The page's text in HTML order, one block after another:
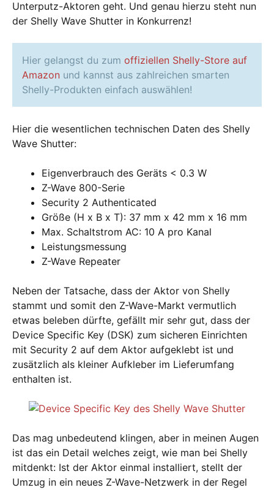
Unterputz-Aktoren geht. Und genau hierzu steht nun
der Shelly Wave Shutter in Konkurrenz!
Hier gelangst du zum offiziellen Shelly-Store auf
Amazon und kannst aus zahlreichen smarten
Shelly-Produkten einfach auswählen!
Hier die wesentlichen technischen Daten des Shelly
Wave Shutter:
Eigenverbrauch des Geräts < 0.3 W
Z-Wave 800-Serie
Security 2 Authenticated
Größe (H x B x T): 37 mm x 42 mm x 16 mm
Max. Schaltstrom AC: 10 A pro Kanal
Leistungsmessung
Z-Wave Repeater
Neben der Tatsache, dass der Aktor von Shelly
stammt und somit den Z-Wave-Markt vermutlich
etwas beleben dürfte, gefällt mir sehr gut, dass der
Device Specific Key (DSK) zum sicheren Einrichten
mit Security 2 auf dem Aktor aufgeklebt ist und
zusätzlich als kleiner Aufkleber im Lieferumfang
enthalten ist.
Das mag unbedeutend klingen, aber in meinen Augen
ist das ein Detail welches zeigt, wie man bei Shelly
mitdenkt: Ist der Aktor einmal installiert, stellt der
Umzug in ein neues Z-Wave-Netzwerk in der Regel